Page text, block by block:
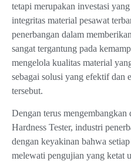
tetapi merupakan investasi
integritas material pesawat
penerbangan dalam
sangat tergantung pada
mengelola kualitas material
sebagai solusi yang efektif dan
tersebut.
Dengan terus
Hardness Tester, industri
dengan keyakinan bahwa
melewati pengujian yang ketat